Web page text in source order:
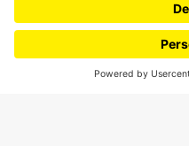
Ediciones especiales
Proyectos 070